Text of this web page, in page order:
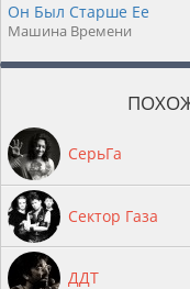
Он Был Старше Ее
Машина Времени
СерьГа
Сектор Газа
ДДТ